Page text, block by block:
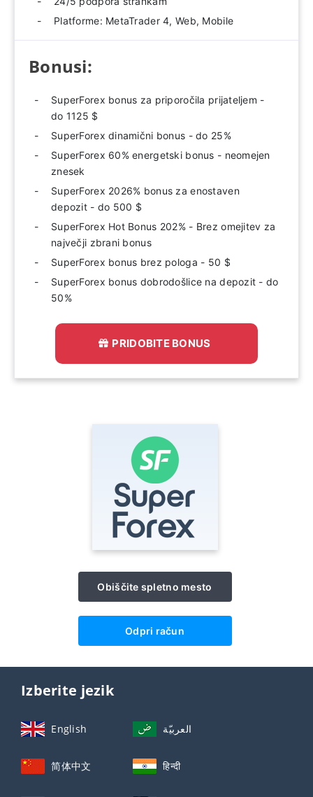
Platforme: MetaTrader 4, Web, Mobile
Bonusi:
SuperForex bonus za priporočila prijateljem -
do 1125 $
SuperForex dinamični bonus - do 25%
SuperForex 60% energetski bonus - neomejen
znesek
SuperForex 2026% bonus za enostaven
depozit - do 500 $
SuperForex Hot Bonus 202% - Brez omejitev za
največji zbrani bonus
SuperForex bonus brez pologa - 50 $
SuperForex bonus dobrodošlice na depozit - do
50%
PRIDOBITE BONUS
Obiščite spletno mesto
Odpri račun
Izberite jezik
English العربيّة
简体中文 हिन्दी